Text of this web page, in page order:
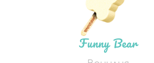
Funny Bear